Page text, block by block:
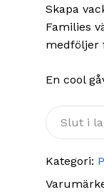
Skapa
Families
medföljer
En cool
Slut i
Kategori: